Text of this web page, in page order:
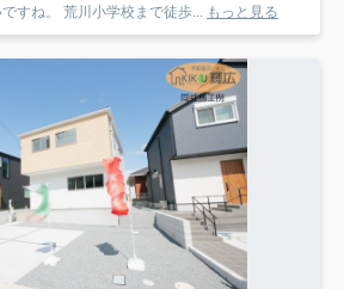
すね。 荒川小学校まで徒歩...
もっと見る